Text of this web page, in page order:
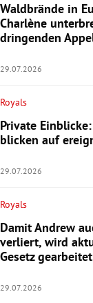
Waldbrände in
Charlène
dringenden
29.07.2026
Royals
Private
blicken auf
29.07.2026
Royals
Damit Andrew
verliert, wird
Gesetz gearbeitet
29.07.2026